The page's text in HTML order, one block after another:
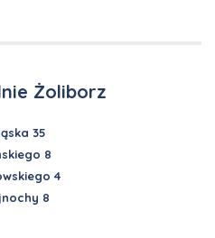
Żoliborz
35
8
4
8